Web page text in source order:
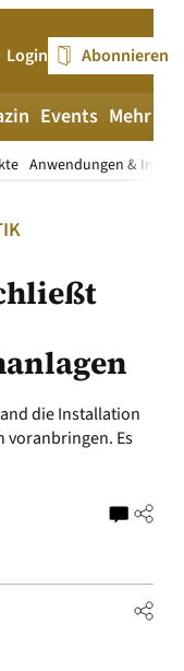
Login Abonnieren
Anwendungen &
Events Mehr
die Installation
voranbringen. Es